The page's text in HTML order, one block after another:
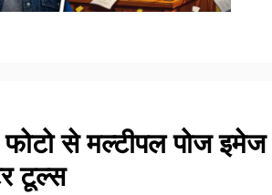
से मल्टीपल पोज
टूल्स